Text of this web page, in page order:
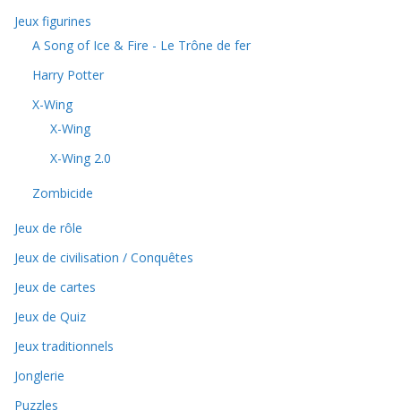
Jeux figurines
A Song of Ice & Fire - Le Trône de fer
Harry Potter
X-Wing
X-Wing
X-Wing 2.0
Zombicide
Jeux de rôle
Jeux de civilisation / Conquêtes
Jeux de cartes
Jeux de Quiz
Jeux traditionnels
Jonglerie
Puzzles